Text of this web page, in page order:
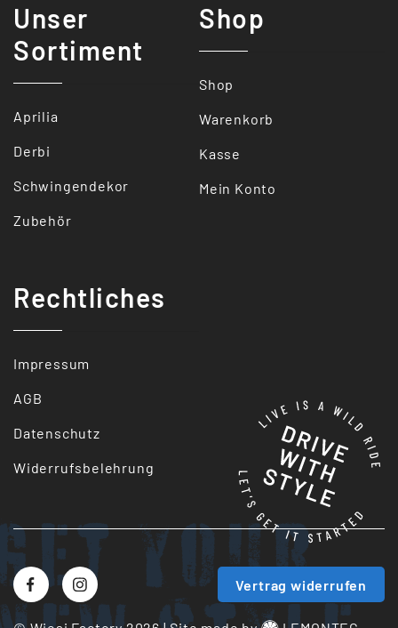
Unser
Sortiment
Aprilia
Derbi
Schwingendekor
Zubehör
Shop
Shop
Warenkorb
Kasse
Mein Konto
Rechtliches
Impressum
AGB
Datenschutz
Widerrufsbelehrung
Vertrag widerrufen
your